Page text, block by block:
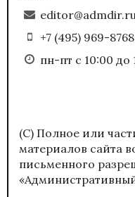
editor@admdir.ru
+7 (495) 969-8768
пн-пт с 10:00 до
(С) Полное или
материалов сайта
письменного